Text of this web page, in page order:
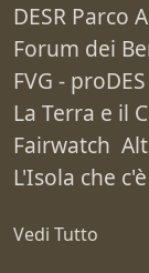
DESR Parco
Forum dei
FVG - proDES
La Terra e il
Fairwatch
L'Isola che c'è
Vedi Tutto